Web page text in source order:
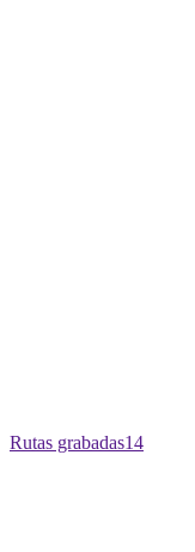
Rutas grabadas14